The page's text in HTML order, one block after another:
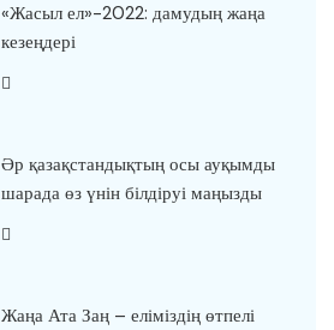
«Жасыл ел»-2022: дамудың жаңа
кезеңдері
Әр қазақстандықтың осы ауқымды
шарада өз үнін білдіруі маңызды
Жаңа Ата Заң – еліміздің өтпелі